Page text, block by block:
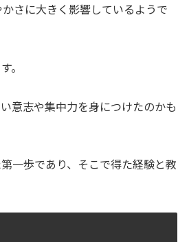
さに大きく影響しているようで
。
意志や集中力を身につけたのかも
一歩であり、そこで得た経験と教